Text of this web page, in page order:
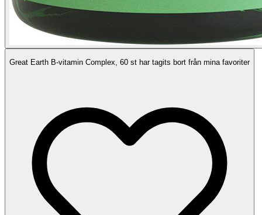
Great Earth B-vitamin Complex, 60 st har tagits bort från mina favoriter